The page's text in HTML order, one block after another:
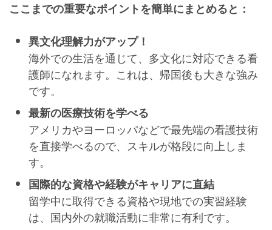
ここまでの重要なポイントを簡単にまとめると：
異文化理解力がアップ！
海外での生活を通じて、多文化に対応できる看
護師になれます。これは、帰国後も大きな強み
です。
最新の医療技術を学べる
アメリカやヨーロッパなどで最先端の看護技術
を直接学べるので、スキルが格段に向上しま
す。
国際的な資格や経験がキャリアに直結
留学中に取得できる資格や現地での実習経験
は、国内外の就職活動に非常に有利です。